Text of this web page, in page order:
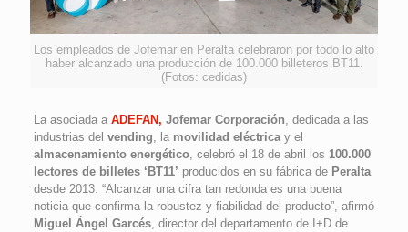
Los empleados de Jofemar en Peralta celebraron por todo lo alto
haber alcanzado una producción de 100.000 billeteros BT11.
(Fotos: cedidas)
La asociada a ADEFAN, Jofemar Corporación, dedicada a las
industrias del vending, la movilidad eléctricay el
almacenamiento energético, celebró el 18 de abril los 100.000
lectores de billetes ‘BT11’ producidos en su fábrica de Peralta
desde 2013. “Alcanzar una cifra tan redonda es una buena
noticia que confirma la robustez y fiabilidad del producto”, afirmó
Miguel Ángel Garcés, director del departamento de I+D de